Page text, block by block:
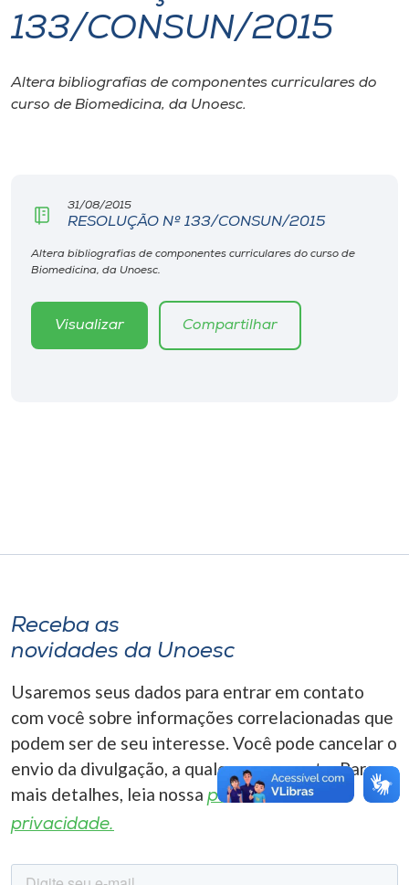
I.nova
Diplomados
CPA
Biblioteca
Editora
A-
133/CONSUN/2015
Altera bibliografias de componentes curriculares do
curso de Biomedicina, da Unoesc.
31/08/2015
RESOLUÇÃO Nº 133/CONSUN/2015
Altera bibliografias de componentes curriculares do curso de
Biomedicina, da Unoesc.
Visualizar Compartilhar
Receba as
novidades da Unoesc
Usaremos seus dados para entrar em contato
com você sobre informações correlacionadas que
podem ser de seu interesse. Você pode cancelar o
envio da divulgação, a qualquer momento. Para
mais detalhes, leia nossa política de
privacidade.